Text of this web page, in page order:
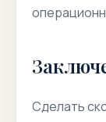
Сделать